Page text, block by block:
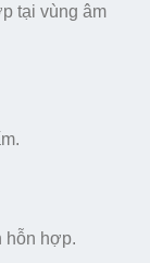
tại vùng âm
hỗn hợp.